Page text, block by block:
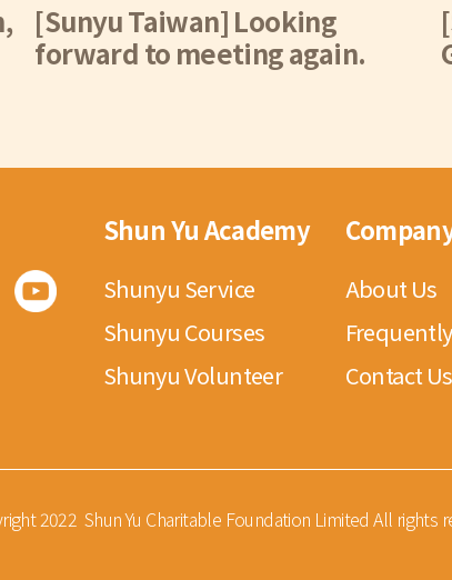
[Sunyu Taiwan] Looking
forward to meeting again.
Shun Yu Academy
Shunyu Service
Shunyu Courses
Shunyu Volunteer
About Us
Contact Us
2022 Shun Yu Charitable Foundation Limited All rights